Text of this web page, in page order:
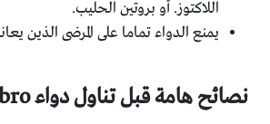
اللاكتوز. أو بروتين الحليب.
يمنع الدواء تماما على المرضى الذين
نصائح هامة قبل تناول دواء ultibro